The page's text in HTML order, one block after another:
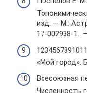
изд. — М.:
17-002938-1..
«Мой город».
Всесоюзная
Численность